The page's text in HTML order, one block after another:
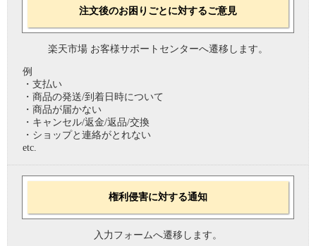
注文後のお困りごとに対するご意見
楽天市場 お客様サポートセンターへ遷移します。
例
・支払い
・商品の発送/到着日時について
・商品が届かない
・キャンセル/返金/返品/交換
・ショップと連絡がとれない
etc.
権利侵害に対する通知
入力フォームへ遷移します。